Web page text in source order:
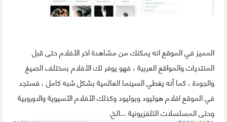
المميز في الموقع انه يمكنك من مشاهدة اخر الأفلام حتى قبل
المنتديات والمواقع العربية ، فهو يوفر لك الأفلام بمختلف الصيغ
والجودة ، كما أنه يغطي السينما العالمية بشكل شبه كامل ، فستجد
في الموقع افلام هوليود وبوليود وكذلك الأفلام الأسيوية والاوروبية
وحتى المسلسلات التلفزيونية ...الخ.